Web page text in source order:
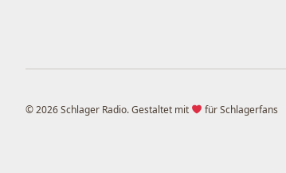
© 2026 Schlager Radio. Gestaltet mit für Schlagerfans